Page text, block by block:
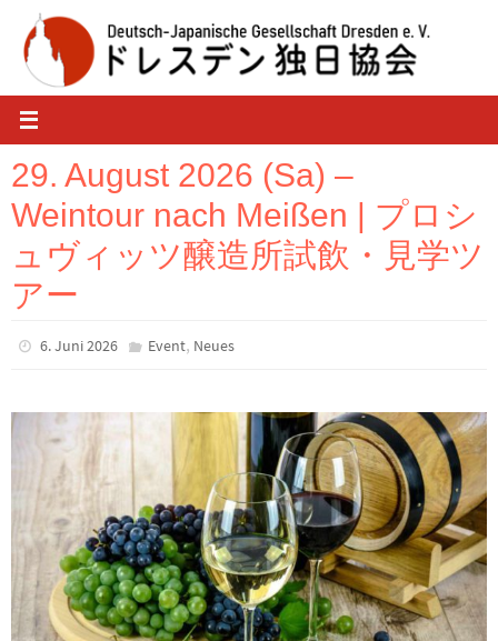
Inhalt
springen
29. August 2026 (Sa) –
Weintour nach Meißen | プロシ
ュヴィッツ醸造所試飲・見学ツ
アー
6. Juni 2026 Event, Neues